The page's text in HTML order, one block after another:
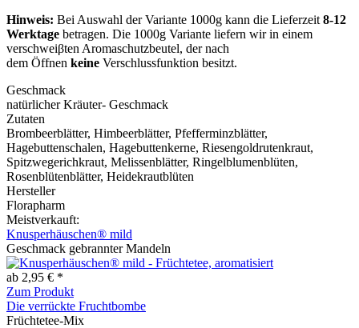
Hinweis: Bei Auswahl der Variante 1000g kann die Lieferzeit 8-12
Werktage betragen. Die 1000g Variante liefern wir in einem
verschweiβten Aromaschutzbeutel, der nach
dem Öffnen keine Verschlussfunktion besitzt.
Geschmack
natürlicher Kräuter- Geschmack
Zutaten
Brombeerblätter, Himbeerblätter, Pfefferminzblätter,
Hagebuttenschalen, Hagebuttenkerne, Riesengoldrutenkraut,
Spitzwegerichkraut, Melissenblätter, Ringelblumenblüten,
Rosenblütenblätter, Heidekrautblüten
Hersteller
Florapharm
Meistverkauft:
Knusperhäuschen® mild
Geschmack gebrannter Mandeln
ab 2,95 € *
Zum Produkt
Die verrückte Fruchtbombe
Früchtetee-Mix